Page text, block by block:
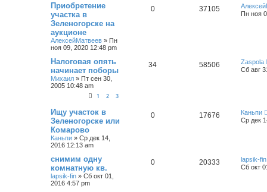
Приобретение
участка в
Зеленогорске на
аукционе
АлексейМатвеев » Пн
ноя 09, 2020 12:48 pm
0 37105
Пн ноя
Налоговая опять
начинает поборы
Михаил » Пт сен 30,
2005 10:48 am
1 2 3
34 58506
Zaspola
Сб авг
Ищу участок в
Зеленогорске или
Комарово
Каньпи » Ср дек 14,
2016 12:13 am
0 17676
Каньпи
Ср дек
снимим одну
комнатную кв.
lapsik-fin » Сб окт 01,
2016 4:57 pm
0 20333
lapsik-fin
Сб окт